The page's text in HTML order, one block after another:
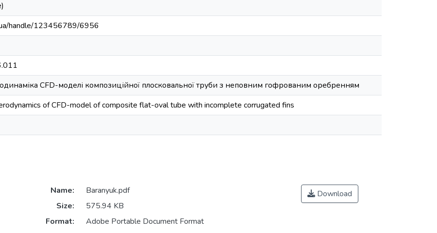
handle/123456789/6956
CFD-моделі композиційної плосковальної труби з неповним гофрованим оребренням
of CFD-model of composite flat-oval tube with incomplete corrugated fins
Name:
Baranyuk.pdf
Size:
575.94 KB
Format:
Adobe Portable Document Format
Download